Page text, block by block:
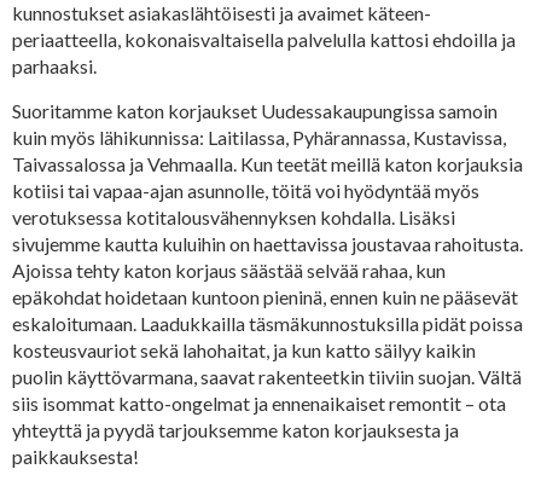
kunnostukset asiakaslähtöisesti ja avaimet käteen-
periaatteella, kokonaisvaltaisella palvelulla kattosi ehdoilla ja
parhaaksi.
Suoritamme katon korjaukset Uudessakaupungissa samoin
kuin myös lähikunnissa: Laitilassa, Pyhärannassa, Kustavissa,
Taivassalossa ja Vehmaalla. Kun teetät meillä katon korjauksia
kotiisi tai vapaa-ajan asunnolle, töitä voi hyödyntää myös
verotuksessa kotitalousvähennyksen kohdalla. Lisäksi
sivujemme kautta kuluihin on haettavissa joustavaa rahoitusta.
Ajoissa tehty katon korjaus säästää selvää rahaa, kun
epäkohdat hoidetaan kuntoon pieninä, ennen kuin ne pääsevät
eskaloitumaan. Laadukkailla täsmäkunnostuksilla pidät poissa
kosteusvauriot sekä lahohaitat, ja kun katto säilyy kaikin
puolin käyttövarmana, saavat rakenteetkin tiiviin suojan. Vältä
siis isommat katto-ongelmat ja ennenaikaiset remontit – ota
yhteyttä ja pyydä tarjouksemme katon korjauksesta ja
paikkauksesta!